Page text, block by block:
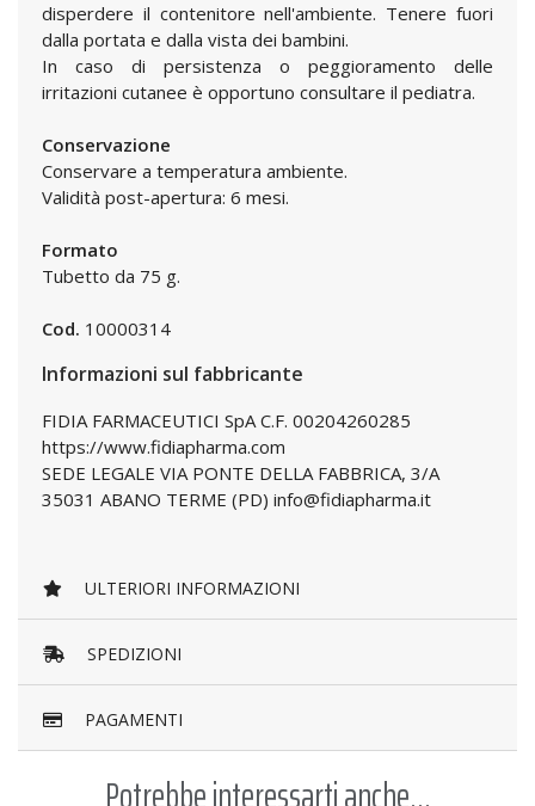
disperdere il contenitore nell'ambiente. Tenere fuori
dalla portata e dalla vista dei bambini.
In caso di persistenza o peggioramento delle
irritazioni cutanee è opportuno consultare il pediatra.
Conservazione
Conservare a temperatura ambiente.
Validità post-apertura: 6 mesi.
Formato
Tubetto da 75 g.
Cod. 10000314
Informazioni sul fabbricante
FIDIA FARMACEUTICI SpA C.F. 00204260285
https://www.fidiapharma.com
SEDE LEGALE VIA PONTE DELLA FABBRICA, 3/A
35031 ABANO TERME (PD) info@fidiapharma.it
ULTERIORI INFORMAZIONI
SPEDIZIONI
PAGAMENTI